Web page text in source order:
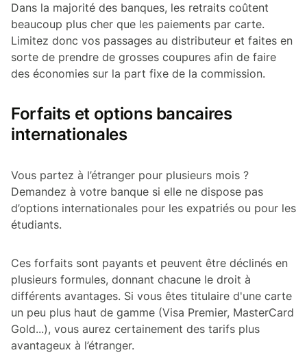
Dans la majorité des banques, les retraits coûtent
beaucoup plus cher que les paiements par carte.
Limitez donc vos passages au distributeur et faites en
sorte de prendre de grosses coupures afin de faire
des économies sur la part fixe de la commission.
Forfaits et options bancaires
internationales
Vous partez à l’étranger pour plusieurs mois ?
Demandez à votre banque si elle ne dispose pas
d’options internationales pour les expatriés ou pour les
étudiants.
Ces forfaits sont payants et peuvent être déclinés en
plusieurs formules, donnant chacune le droit à
différents avantages. Si vous êtes titulaire d'une carte
un peu plus haut de gamme (Visa Premier, MasterCard
Gold...), vous aurez certainement des tarifs plus
avantageux à l’étranger.